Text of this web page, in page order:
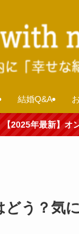
結婚Q&A
【2025年最新】オ
どう？気